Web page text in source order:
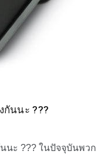
กันนะ ???
นะ ??? ในปัจจุบันพวก